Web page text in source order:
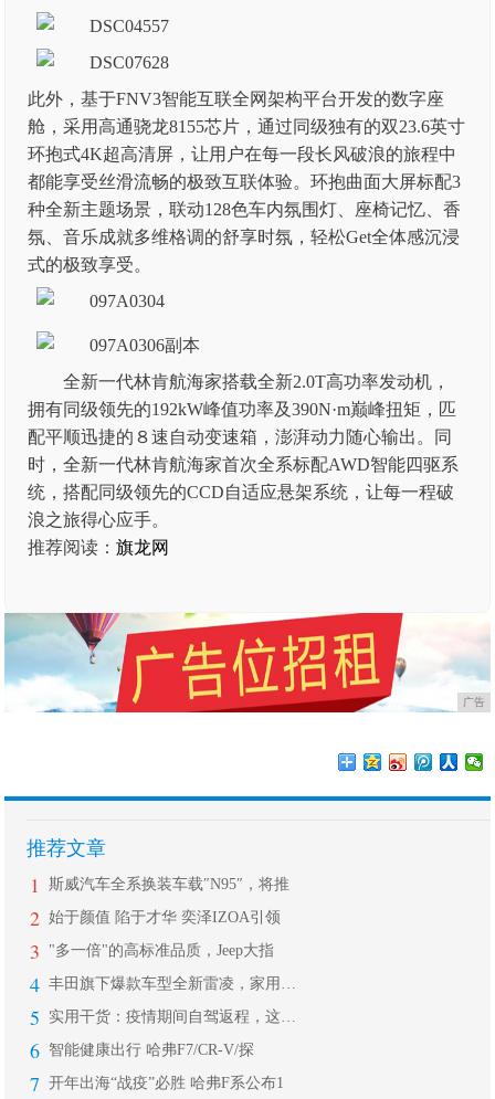
此外，基于FNV3智能互联全网架构平台开发的数字座
舱，采用高通骁龙8155芯片，通过同级独有的双23.6英寸
环抱式4K超高清屏，让用户在每一段长风破浪的旅程中
都能享受丝滑流畅的极致互联体验。环抱曲面大屏标配3
种全新主题场景，联动128色车内氛围灯、座椅记忆、香
氛、音乐成就多维格调的舒享时氛，轻松Get全体感沉浸
式的极致享受。
全新一代林肯航海家搭载全新2.0T高功率发动机，
拥有同级领先的192kW峰值功率及390N·m巅峰扭矩，匹
配平顺迅捷的８速自动变速箱，澎湃动力随心输出。同
时，全新一代林肯航海家首次全系标配AWD智能四驱系
统，搭配同级领先的CCD自适应悬架系统，让每一程破
浪之旅得心应手。
推荐阅读：旗龙网
广告
推荐文章
1 斯威汽车全系换装车载″N95″，将推
2 始于颜值 陷于才华 奕泽IZOA引领
3 "多一倍"的高标准品质，Jeep大指
4 丰田旗下爆款车型全新雷凌，家用轿车中
5 实用干货：疫情期间自驾返程，这些细节
6 智能健康出行 哈弗F7/CR-V/探
7 开年出海“战疫”必胜 哈弗F系公布1